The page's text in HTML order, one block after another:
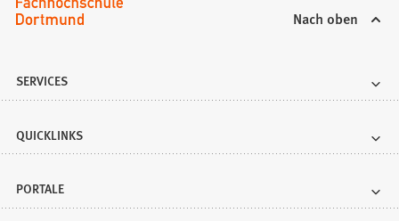
Nach oben
SERVICES
QUICKLINKS
PORTALE